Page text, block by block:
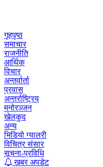
गृहपृष्ठ
समाचार
राजनीति
आर्थिक
विचार
अन्तर्वार्ता
प्रवास
अन्तर्राष्ट्रिय
मनोरञ्जन
खेलकुद
अन्य
भिडियो ग्यालरी
विचित्र संसार
सूचना-प्रविधि
खबर अपडेट